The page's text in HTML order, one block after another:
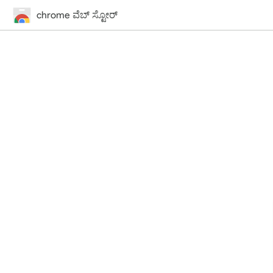
chrome ವೆಬ್‌ ಸ್ಟೋರ್‌